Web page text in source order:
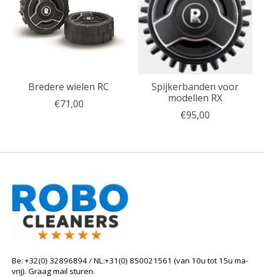
Bredere wielen RC
€71,00
Spijkerbanden voor
modellen RX
€95,00
Be: +32(0) 32896894 / NL:+31(0) 850021561 (van 10u tot 15u ma-
vrij). Graag mail sturen.